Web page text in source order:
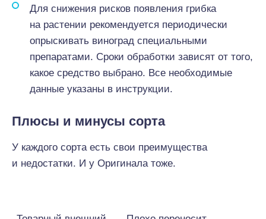
Для снижения рисков появления грибка
на растении рекомендуется периодически
опрыскивать виноград специальными
препаратами. Сроки обработки зависят от того,
какое средство выбрано. Все необходимые
данные указаны в инструкции.
Плюсы и минусы сорта
У каждого сорта есть свои преимущества
и недостатки. И у Оригинала тоже.